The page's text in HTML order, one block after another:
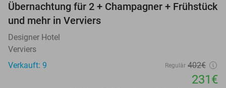
43%
Übernachtung für 2 + Champagner + Frühstück
und mehr in Verviers
Designer Hotel
Verviers
Verkauft: 9
Regulär 402€
231€